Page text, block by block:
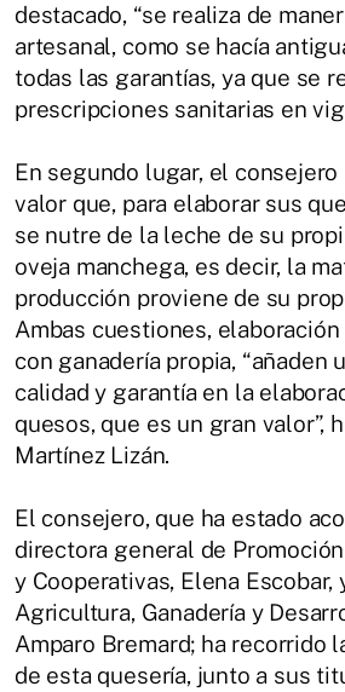
destacado, “se realiza de
artesanal, como se hacía
todas las garantías, ya que se
prescripciones sanitarias en
En segundo lugar, el consejero
valor que, para elaborar sus
se nutre de la leche de su
oveja manchega, es decir, la
producción proviene de su
Ambas cuestiones,
con ganadería propia, “añaden
calidad y garantía en la
quesos, que es un gran valor”,
Martínez Lizán.
El consejero, que ha estado
directora general de
y Cooperativas, Elena Escobar,
Agricultura, Ganadería y
Amparo Bremard; ha recorrido
de esta quesería, junto a sus